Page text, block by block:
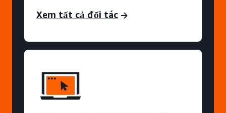
Xem tất cả đối tác